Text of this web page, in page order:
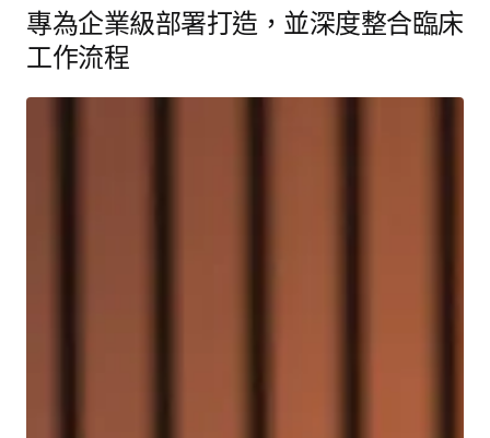
專為企業級部署打造，並深度整合臨床
工作流程